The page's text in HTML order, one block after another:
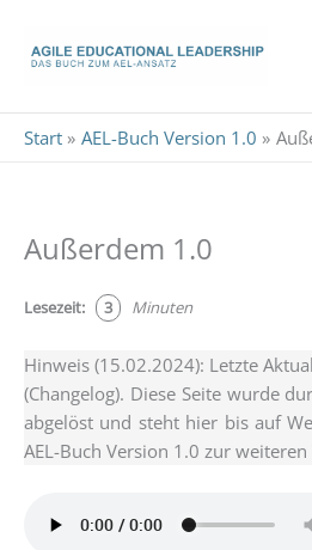
Inhalt
springen
Start AEL-Buch Version 1.0
Außerdem 1.0
Lese­zeit: 3 Minu­ten
Hin­weis (15.02.2024): Letz­te
(Chan­ge­log). Die­se Sei­te wur­de
abge­löst und steht hier bis auf
AEL-Buch Ver­si­on 1.0 zur